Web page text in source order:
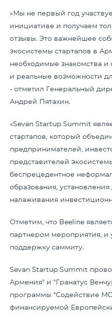
«Мы не первый год
инициативе и получаем
отзывы. Это важнейшее
экосистемы стартапов в
необходимые знакомства и
и реальные возможности
- отметил Генеральный
Андрей Пятахин.
«Sevan Startup Summit
стартапов, который
предпринимателей,
представителей
беспрецедентное
образования,
налаживания
Отметим, что Beeline
партнером мероприятия, и
поддержку саммиту.
Sevan Startup Summit
Армения" и "Гранатус
программы "Содействие
финансируемой